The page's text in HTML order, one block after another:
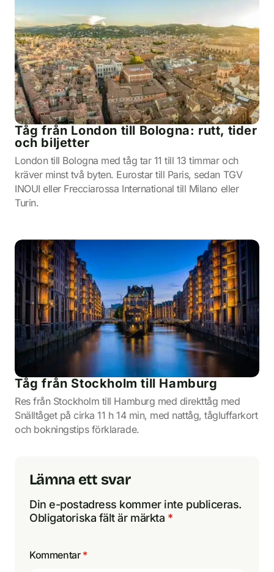
Tåg från London till Bologna: rutt, tider
och biljetter
London till Bologna med tåg tar 11 till 13 timmar och
kräver minst två byten. Eurostar till Paris, sedan TGV
INOUI eller Frecciarossa International till Milano eller
Turin.
Tåg från Stockholm till Hamburg
Res från Stockholm till Hamburg med direkttåg med
Snälltåget på cirka 11 h 14 min, med nattåg, tågluffarkort
och bokningstips förklarade.
Lämna ett svar
Din e-postadress kommer inte publiceras.
Obligatoriska fält är märkta *
Kommentar *